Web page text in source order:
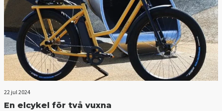
22 jul 2024
En elcykel för två vuxna